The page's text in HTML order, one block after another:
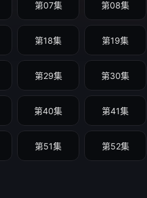
第07集 第08集
第18集 第19集
第29集 第30集
第40集 第41集
第51集 第52集